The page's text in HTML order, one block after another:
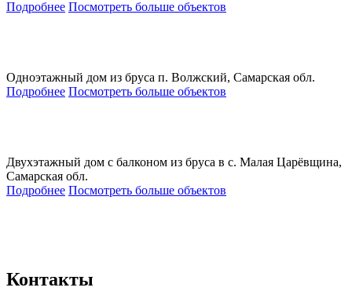
Подробнее Посмотреть больше объектов
Одноэтажный дом из бруса п. Волжский, Самарская обл.
Подробнее Посмотреть больше объектов
Двухэтажный дом с балконом из бруса в с. Малая Царёвщина,
Самарская обл.
Подробнее Посмотреть больше объектов
Контакты